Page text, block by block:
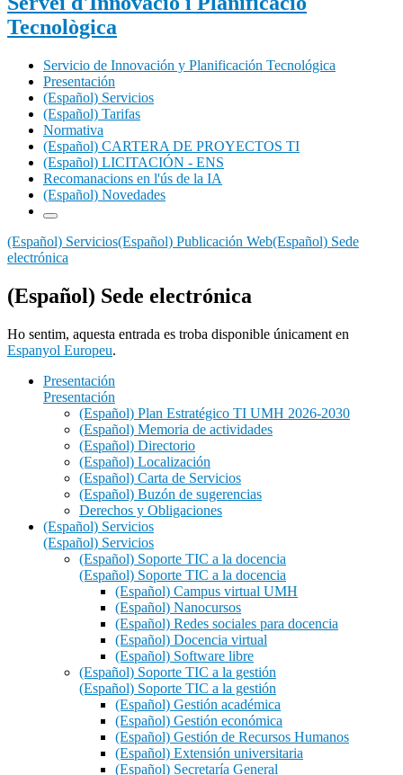
Tecnològica
Servicio de Innovación y Planificación Tecnológica
Presentación
(Español) Servicios
(Español) Tarifas
Normativa
(Español) CARTERA DE PROYECTOS TI
(Español) LICITACIÓN - ENS
Recomanacions en l'ús de la IA
(Español) Novedades
(Español) Servicios(Español) Publicación Web(Español) Sede
electrónica
(Español) Sede electrónica
Ho sentim, aquesta entrada es troba disponible únicament en
Espanyol Europeu.
Presentación
Presentación
(Español) Plan Estratégico TI UMH 2026-2030
(Español) Memoria de actividades
(Español) Directorio
(Español) Localización
(Español) Carta de Servicios
(Español) Buzón de sugerencias
Derechos y Obligaciones
(Español) Servicios
(Español) Servicios
(Español) Soporte TIC a la docencia
(Español) Soporte TIC a la docencia
(Español) Campus virtual UMH
(Español) Nanocursos
(Español) Redes sociales para docencia
(Español) Docencia virtual
(Español) Software libre
(Español) Soporte TIC a la gestión
(Español) Soporte TIC a la gestión
(Español) Gestión académica
(Español) Gestión económica
(Español) Gestión de Recursos Humanos
(Español) Extensión universitaria
(Español) Secretaría General